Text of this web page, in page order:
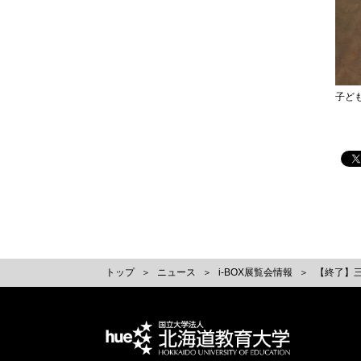
子ど
トップ ニュース i-BOX展覧会情報 【終了】